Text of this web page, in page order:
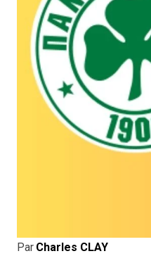
Par Charles CLAY